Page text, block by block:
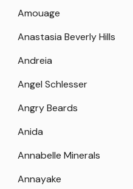
Amouage
Anastasia Beverly Hills
Andreia
Angel Schlesser
Angry Beards
Anida
Annabelle Minerals
Annayake